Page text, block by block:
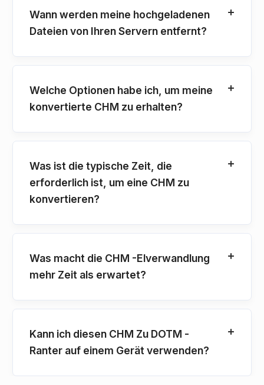
Wann werden meine hochgeladenen
Dateien von Ihren Servern entfernt?
Welche Optionen habe ich, um meine
konvertierte CHM zu erhalten?
Was ist die typische Zeit, die
erforderlich ist, um eine CHM zu
konvertieren?
Was macht die CHM -Elverwandlung
mehr Zeit als erwartet?
Kann ich diesen CHM Zu DOTM -
Ranter auf einem Gerät verwenden?